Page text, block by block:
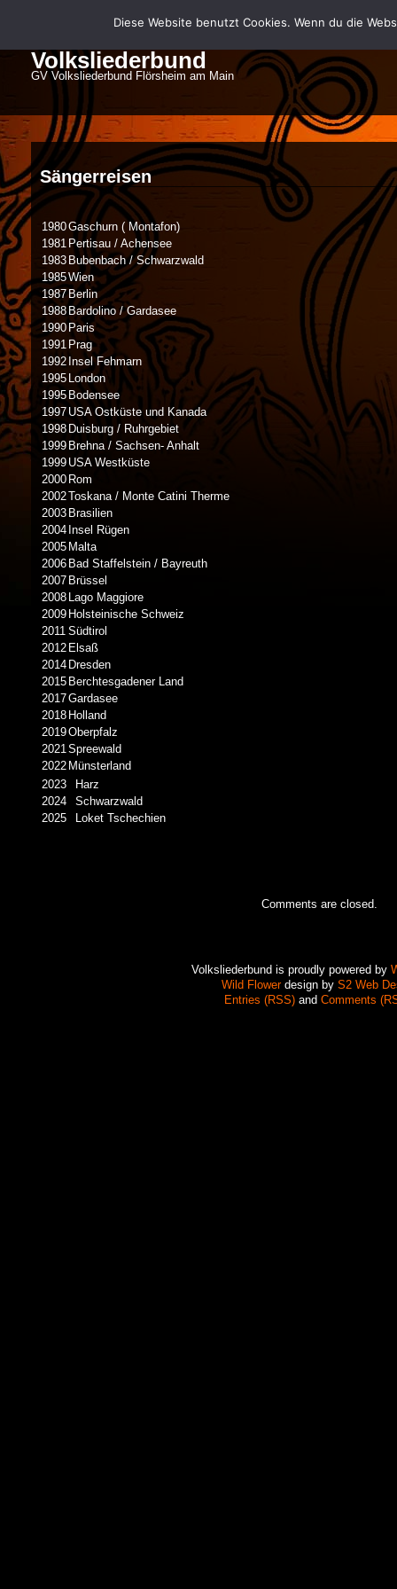
Volksliederbund
GV Volksliederbund Flörsheim am Main
Sängerreisen
1980Gaschurn ( Montafon)
1981 Pertisau / Achensee
1983 Bubenbach / Schwarzwald
1985Wien
1987 Berlin
1988 Bardolino / Gardasee
1990Paris
1991 Prag
1992 Insel Fehmarn
1995 London
1995 Bodensee
1997 USA Ostküste und Kanada
1998 Duisburg / Ruhrgebiet
1999 Brehna / Sachsen- Anhalt
1999 USA Westküste
2000 Rom
2002Toskana / Monte Catini Therme
2003 Brasilien
2004 Insel Rügen
2005 Malta
2006 Bad Staffelstein / Bayreuth
2007 Brüssel
2008 Lago Maggiore
2009 Holsteinische Schweiz
2011 Südtirol
2012 Elsaß
2014 Dresden
2015 Berchtesgadener Land
2017Gardasee
2018 Holland
2019Oberpfalz
2021Spreewald
2022 Münsterland
2023
Harz
2024
Schwarzwald
2025
Loket Tschechien
Comments are closed.
Volksliederbund is proudly powered by
Wild Flowerdesign by S2 Web
Entries (RSS)and Comments
Diese Website benutzt Cookies. Wenn du die